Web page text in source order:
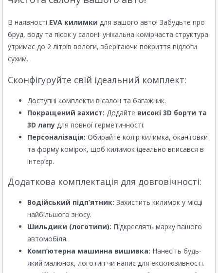
В наявності EVA килимки для вашого авто! Забудьте про
бруд, воду та пісок у салоні: унікальна комірчаста структура
утримає до 2 літрів вологи, зберігаючи покриття підлоги
сухим.
Сконфігуруйте свій ідеальний комплект:
Доступні комплекти в салон та багажник.
Покращений захист: Додайте високі 3D борти та
3D лапу для повної герметичності.
Персоналізація: Обирайте колір килимка, окантовки
та форму комірок, щоб килимок ідеально вписався в
інтер’єр.
Додаткова комплектація для довговічності:
Водійський підп’ятник: Захистить килимок у місці
найбільшого зносу.
Шильдики (логотипи): Підкреслять марку вашого
автомобіля.
Комп’ютерна машинна вишивка: Нанесіть будь-
який малюнок, логотип чи напис для ексклюзивності.